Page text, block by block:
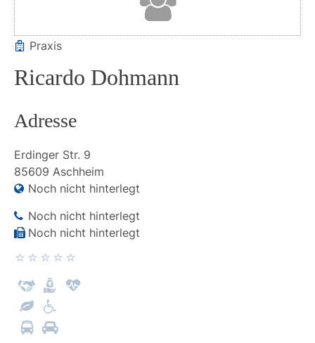
Praxis
Ricardo Dohmann
Adresse
Erdinger Str. 9
85609 Aschheim
Noch nicht hinterlegt
Noch nicht hinterlegt
Noch nicht hinterlegt